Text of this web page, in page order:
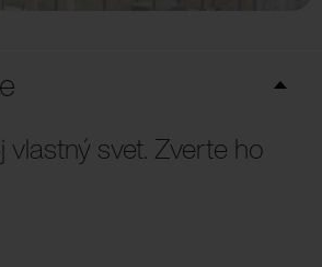
svet. Zverte ho